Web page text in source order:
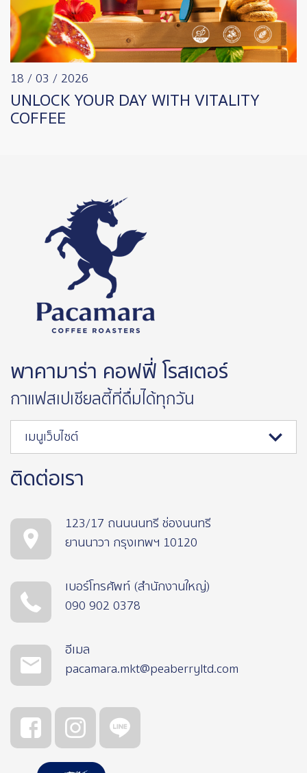
18 / 03 / 2026
UNLOCK YOUR DAY WITH VITALITY
COFFEE
พาคามาร่า คอฟฟี่ โรสเตอร์
กาแฟสเปเชียลตี้ที่ดื่มได้ทุกวัน
เมนูเว็บไซต์
ติดต่อเรา
123/17 ถนนนนทรี ช่องนนทรี
ยานนาวา กรุงเทพฯ 10120
เบอร์โทรศัพท์ (สำนักงานใหญ่)
090 902 0378
อีเมล
pacamara.mkt@peaberryltd.com